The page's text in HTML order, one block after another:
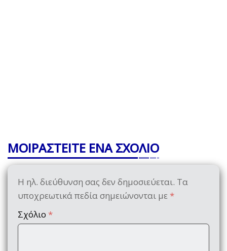
ΜΟΙΡΑΣΤΕΙΤΕ ΕΝΑ ΣΧΟΛΙΟ
Η ηλ. διεύθυνση σας δεν δημοσιεύεται. Τα
υποχρεωτικά πεδία σημειώνονται με *
Σχόλιο *